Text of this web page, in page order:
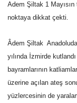
Galeriler
Siyaset
Künye
Adem Şiltak 1
noktaya dikkat çekti.
Âdem Şiltak 
yılında İzmirde
bayramlarının
üzerine açılan ateş
yüzlercesinin de